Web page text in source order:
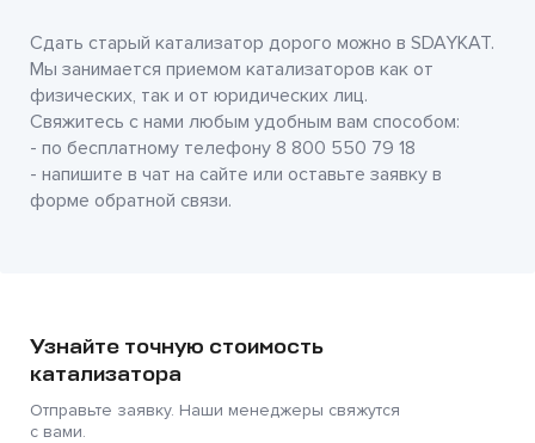
Сдать старый катализатор дорого можно в SDAYKAT.
Мы занимается приемом катализаторов как от
физических, так и от юридических лиц.
Свяжитесь с нами любым удобным вам способом:
- по бесплатному телефону 8 800 550 79 18
- напишите в чат на сайте или оставьте заявку в
форме обратной связи.
Узнайте точную стоимость
катализатора
Отправьте заявку. Наши менеджеры свяжутся
с вами.